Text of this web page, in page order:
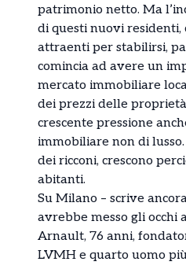
patrimonio netto. Ma
di questi nuovi residenti,
attraenti per stabilirsi,
comincia ad avere un
mercato immobiliare
dei prezzi delle
crescente pressione
immobiliare non di
dei ricconi, crescono
abitanti.
Su Milano – scrive
avrebbe messo gli occhi
Arnault, 76 anni,
LVMH e quarto uomo